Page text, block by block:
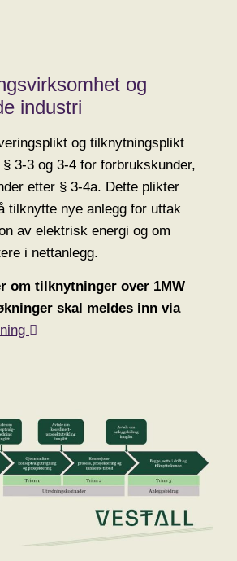
og
industri
og tilknytningsplikt
3-3 og 3-4 for forbrukskunder,
etter § 3-4a. Dette plikter
tilknytte nye anlegg for uttak
av elektrisk energi og om
i nettanlegg.
om tilknytninger over 1MW
skal meldes inn via